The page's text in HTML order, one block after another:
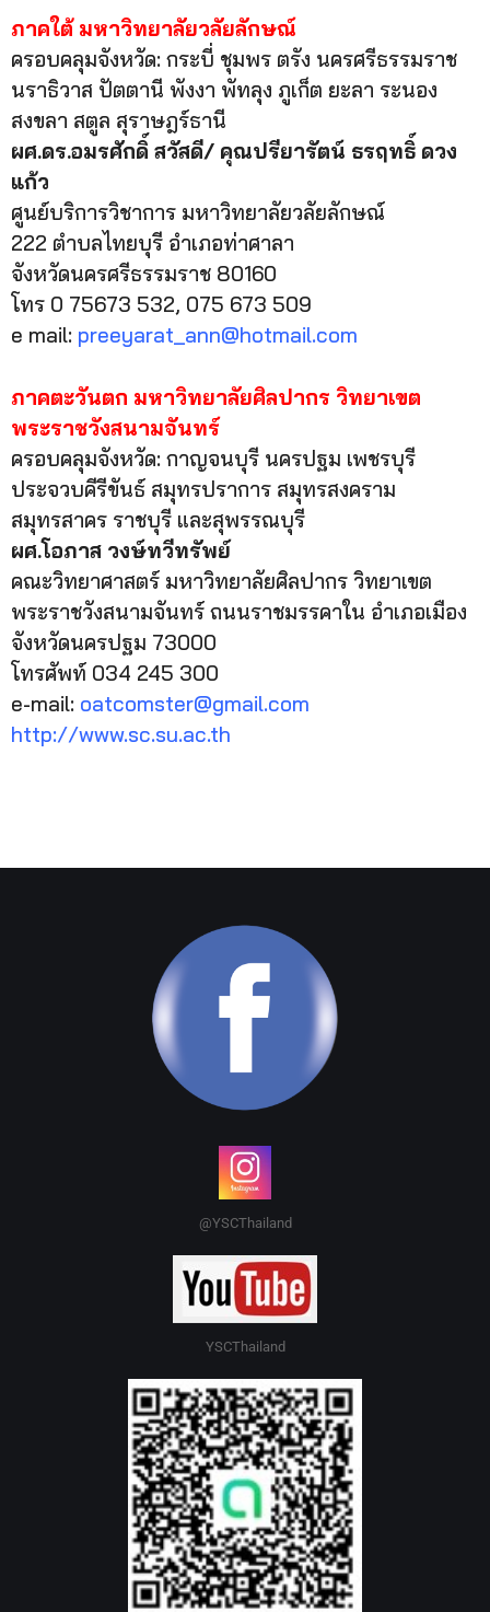
ภาคใต้ มหาวิทยาลัยวลัยลักษณ์
ครอบคลุมจังหวัด: กระบี่ ชุมพร ตรัง นครศรีธรรมราช
นราธิวาส ปัตตานี พังงา พัทลุง ภูเก็ต ยะลา ระนอง
สงขลา สตูล สุราษฎร์ธานี
ผศ.ดร.อมรศักดิ์ สวัสดี/ คุณปรียารัตน์ ธรฤทธิ์ ดวง
แก้ว
ศูนย์บริการวิชาการ มหาวิทยาลัยวลัยลักษณ์
222 ตำบลไทยบุรี อำเภอท่าศาลา
จังหวัดนครศรีธรรมราช 80160
โทร 0 75673 532, 075 673 509
e mail: preeyarat_ann@hotmail.com
ภาคตะวันตก มหาวิทยาลัยศิลปากร วิทยาเขต
พระราชวังสนามจันทร์
ครอบคลุมจังหวัด: กาญจนบุรี นครปฐม เพชรบุรี
ประจวบคีรีขันธ์ สมุทรปราการ สมุทรสงคราม
สมุทรสาคร ราชบุรี และสุพรรณบุรี
ผศ.โอภาส วงษ์ทวีทรัพย์
คณะวิทยาศาสตร์ มหาวิทยาลัยศิลปากร วิทยาเขต
พระราชวังสนามจันทร์ ถนนราชมรรคาใน อำเภอเมือง
จังหวัดนครปฐม 73000
โทรศัพท์ 034 245 300
e-mail: oatcomster@gmail.com
http://www.sc.su.ac.th
@YSCThailand
YSCThailand